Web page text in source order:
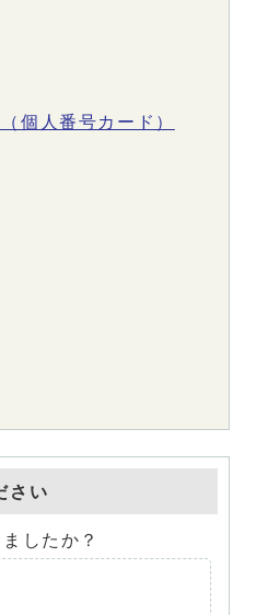
個人番号カード）
さい
したか？